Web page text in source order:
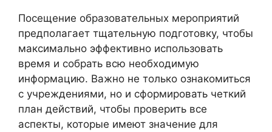
Посещение образовательных мероприятий
предполагает тщательную подготовку, чтобы
максимально эффективно использовать
время и собрать всю необходимую
информацию. Важно не только ознакомиться
с учреждениями, но и сформировать четкий
план действий, чтобы проверить все
аспекты, которые имеют значение для